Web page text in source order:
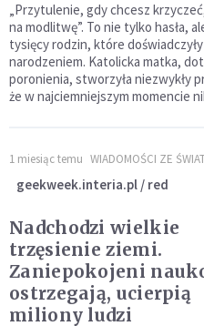
„Przytulenie, gdy chcesz
na modlitwę”. To nie tylko hasła,
tysięcy rodzin, które
narodzeniem. Katolicka matka,
poronienia, stworzyła niezwykły
że w najciemniejszym momencie
1 miesiąc temu WIADOMOŚCI ZE
geekweek.interia.pl / red
Nadchodzi wielkie
trzęsienie ziemi.
Zaniepokojeni
ostrzegają, ucierpią
miliony ludzi